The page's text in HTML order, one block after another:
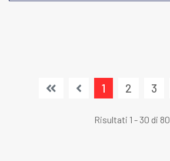
1 2 3
Risultati 1 - 30 di 80